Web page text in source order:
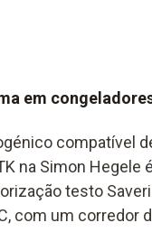
em
compatível
na Simon
testo
com um corredor